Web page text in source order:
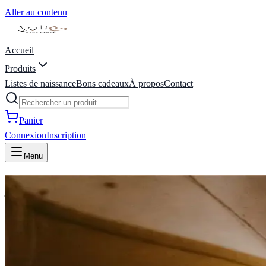
Aller au contenu
Accueil
Produits
Listes de naissanceBons cadeauxÀ proposContact
Panier
ConnexionInscription
Menu
joli coeur baby store | liste de
Chez Joli Coeur